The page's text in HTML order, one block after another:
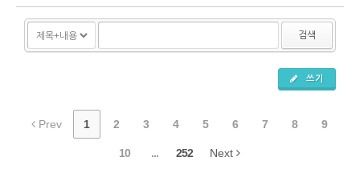
검색
쓰기
Prev 1 2 3 4 5 6 7 8 9
10 ... 252 Next